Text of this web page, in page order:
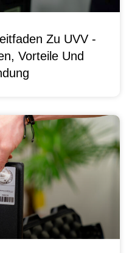
Zu UVV -
Vorteile Und